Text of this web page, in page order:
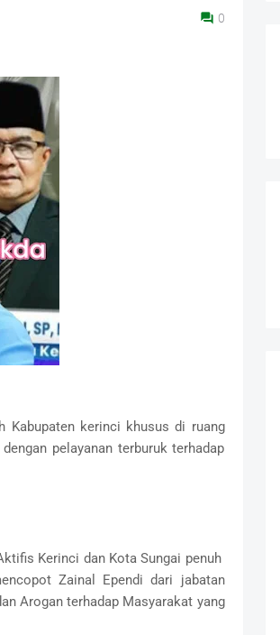
0
Kabupaten kerinci khusus di ruang
pelayanan terburuk terhadap
Kerinci dan Kota Sungai penuh
Zainal Ependi dari jabatan
Arogan terhadap Masyarakat yang